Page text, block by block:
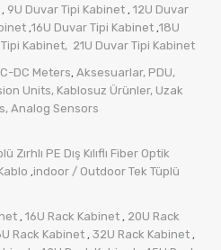
, 9U Duvar Tipi Kabinet , 12U Duvar
,16U Duvar Tipi Kabinet ,18U
Kabinet, 21U Duvar Tipi Kabinet
DC Meters, Aksesuarlar, PDU,
Units, Kablosuz Ürünler, Uzak
, Analog Sensors
Zırhlı PE Dış Kılıflı Fiber Optik
,indoor / Outdoor Tek Tüplü
, 16U Rack Kabinet , 20U Rack
Rack Kabinet , 32U Rack Kabinet ,